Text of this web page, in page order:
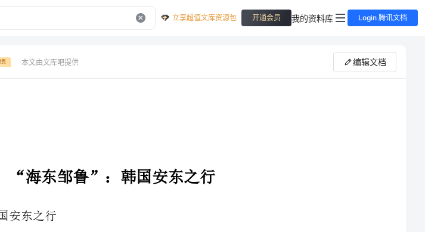
立享超值文库资源包 开通会员 我的资料库 Login 腾讯文档
费 本文由文库吧提供 编辑文档